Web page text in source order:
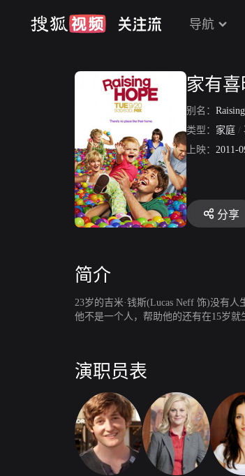
导航
家有
别名：
类型： 家庭 /
上映： 2011-
分享
简介
23岁的吉米·钱斯(Lucas Neff 饰)没有
他不是一个人，帮助他的还有在15岁
演职员表